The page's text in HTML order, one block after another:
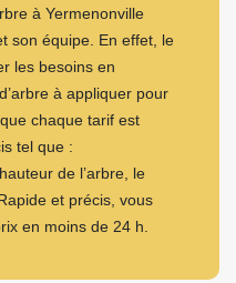
à Yermenonville
son équipe. En effet, le
les besoins en
à appliquer pour
chaque tarif est
tel que :
de l’arbre, le
et précis, vous
en moins de 24 h.